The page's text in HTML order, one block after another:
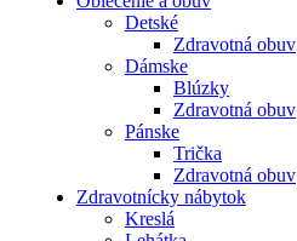
Detské
Zdravotná obuv
Dámske
Blúzky
Zdravotná obuv
Pánske
Trička
Zdravotná obuv
Zdravotnícky nábytok
Kreslá